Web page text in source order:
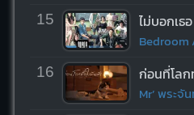
15 ไม่บอกเธอ
Bedroom
16
Mr’ พระจั